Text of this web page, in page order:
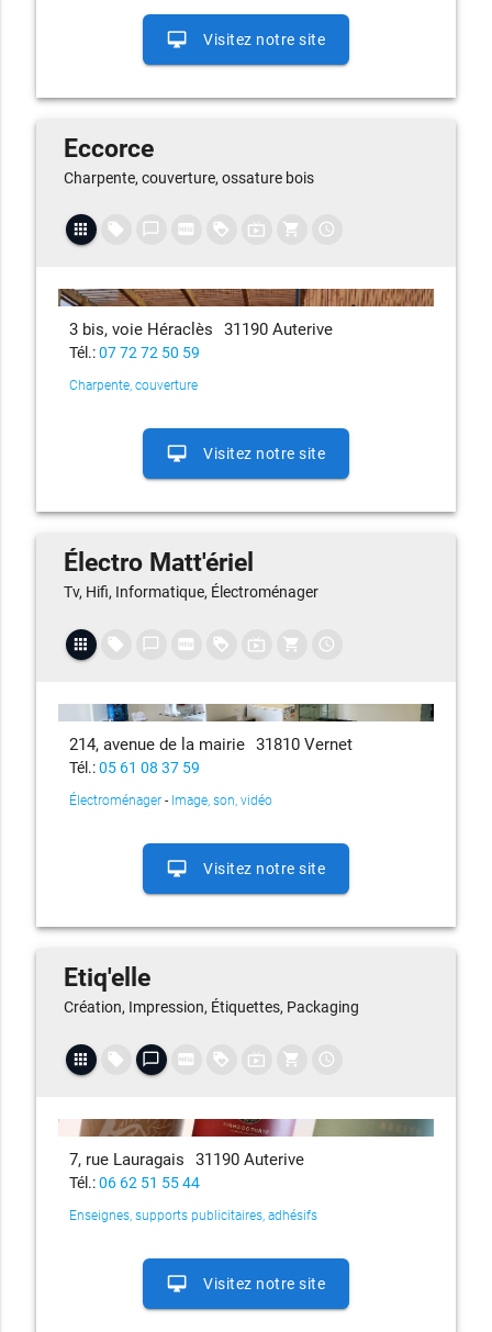
desktop_mac Visitez notre site
Eccorce
Charpente, couverture, ossature bois
apps local_offer chat_bubble_outline fiber_new loyalty live_tv shopping_cart access_time
3 bis, voie Héraclès 31190 Auterive
Tél.:07 72 72 50 59
Charpente, couverture
desktop_mac Visitez notre site
Électro Matt'ériel
Tv, Hifi, Informatique, Électroménager
apps local_offer chat_bubble_outline fiber_new loyalty live_tv shopping_cart access_time
214, avenue de la mairie 31810 Vernet
Tél.:05 61 08 37 59
Électroménager - Image, son, vidéo
desktop_mac Visitez notre site
Etiq'elle
Création, Impression, Étiquettes, Packaging
apps local_offer chat_bubble_outline fiber_new loyalty live_tv shopping_cart access_time
7, rue Lauragais 31190 Auterive
Tél.:06 62 51 55 44
Enseignes, supports publicitaires, adhésifs
desktop_mac Visitez notre site